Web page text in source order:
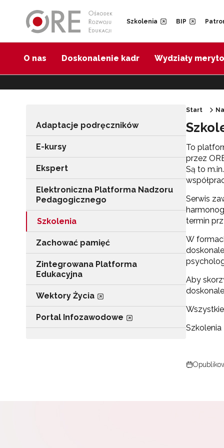
Szkolenia BIP
O nas Doskonalenie kadr Wydziały
Adaptacje podręczników
E-kursy
Ekspert
Elektroniczna Platforma Nadzoru
Pedagogicznego
Szkolenia
Zachować pamięć
Zintegrowana Platforma
Edukacyjna
Wektory Życia
Portal Infozawodowe
Start
To
przez
Są to
Serwis
termin
W
Aby